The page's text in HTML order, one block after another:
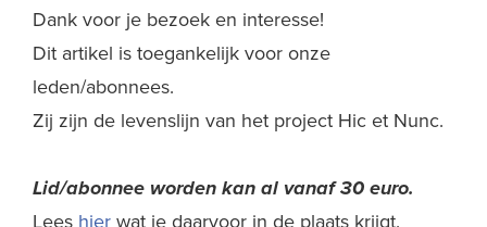
Dank voor je bezoek en interesse!
Dit artikel is toegankelijk voor onze
leden/abonnees.
Zij zijn de levenslijn van het project Hic et Nunc.
Lid/abonnee worden kan al vanaf 30 euro.
Lees hierwat je daarvoor in de plaats krijgt.